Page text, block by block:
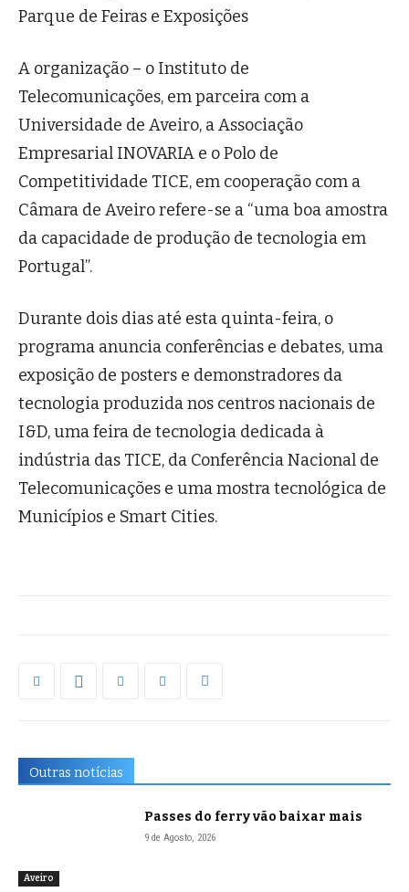
Parque de Feiras e Exposições
A organização – o Instituto de
Telecomunicações, em parceira com a
Universidade de Aveiro, a Associação
Empresarial INOVARIA e o Polo de
Competitividade TICE, em cooperação com a
Câmara de Aveiro refere-se a “uma boa amostra
da capacidade de produção de tecnologia em
Portugal”.
Durante dois dias até esta quinta-feira, o
programa anuncia conferências e debates, uma
exposição de posters e demonstradores da
tecnologia produzida nos centros nacionais de
I&D, uma feira de tecnologia dedicada à
indústria das TICE, da Conferência Nacional de
Telecomunicações e uma mostra tecnológica de
Municípios e Smart Cities.
Outras notícias
Aveiro
Passes do ferry vão baixar mais
9 de Agosto, 2026